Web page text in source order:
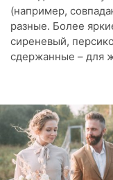
(например,
разные. Более
сиреневый,
сдержанные – для